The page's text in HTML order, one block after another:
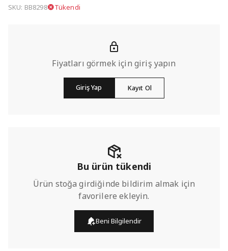
SKU: BB8298 Tükendi
Fiyatları görmek için giriş yapın
Giriş Yap Kayıt Ol
Bu ürün tükendi
Ürün stoğa girdiğinde bildirim almak için
favorilere ekleyin.
Beni Bilgilendir